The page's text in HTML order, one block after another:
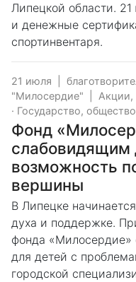
Липецкой области.
и денежные
спортинвентаря.
21 июля
"Милосердие"
Акции,
· Государство, общество
Фонд
слабовидящим
возможность
вершины
В Липецке
духа и поддержке.
фонда «Милосердие»
для детей с
городской